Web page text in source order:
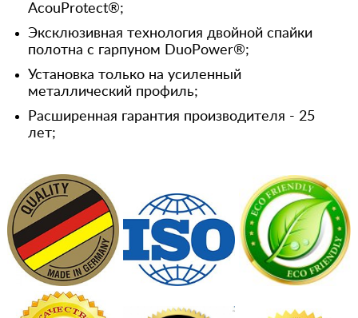
AcouProtect®;
Эксклюзивная технология двойной спайки
полотна с гарпуном DuoPower®;
Установка только на усиленный
металлический профиль;
Расширенная гарантия производителя - 25
лет;